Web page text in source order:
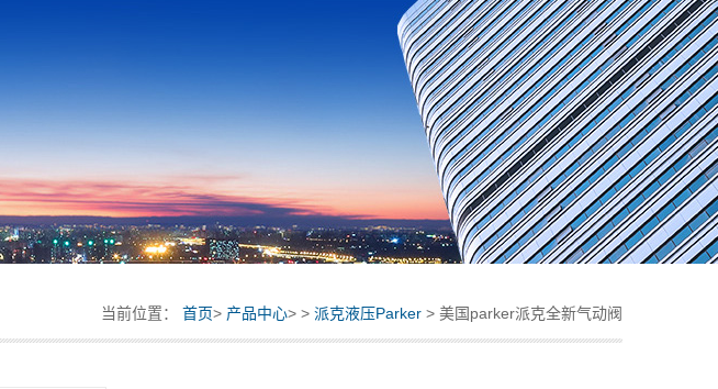
当前位置： 首页> 产品中心> > 派克液压Parker > 美国parker派克全新气动阀
PGB0631400 PGB.0631.400 现货